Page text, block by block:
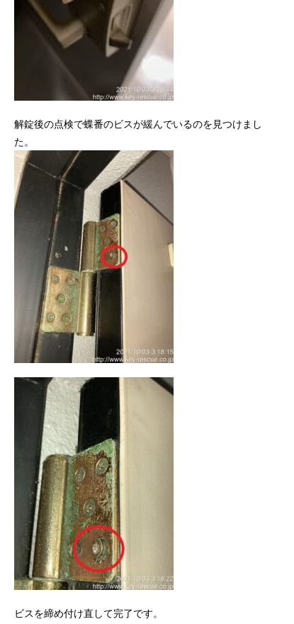
解錠後の点検で蝶番のビスが緩んでいるのを見つけまし
た。
ビスを締め付け直して完了です。